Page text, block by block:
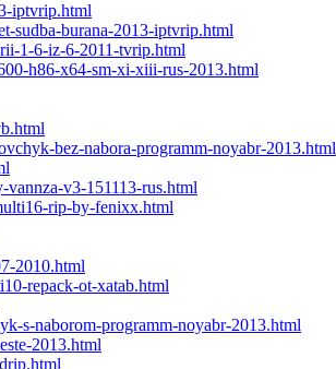
iptvrip.html
sudba-burana-2013-iptvrip.html
1-6-iz-6-2011-tvrip.html
h86-x64-sm-xi-xiii-rus-2013.html
bez-nabora-programm-noyabr-2013.html
v3-151113-rus.html
rip-by-fenixx.html
2010.html
repack-ot-xatab.html
s-naborom-programm-noyabr-2013.html
2013.html